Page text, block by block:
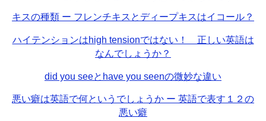
キスの種類 ー フレンチキスとディープキスはイコール？
ハイテンションはhigh tensionではない！ 正しい英語は
なんでしょうか？
did you seeとhave you seenの微妙な違い
悪い癖は英語で何というでしょうか ー 英語で表す１２の
悪い癖